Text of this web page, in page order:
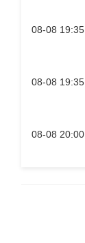
08-08 19:35
08-08 19:35
08-08 20:00